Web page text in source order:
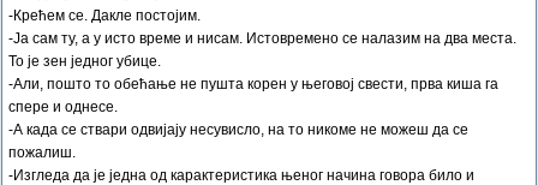
-Крећем се. Дакле постојим.
-Ја сам ту, а у исто време и нисам. Истовремено се налазим на два места.
То је зен једног убице.
-Али, пошто то обећање не пушта корен у његовој свести, прва киша га
спере и однесе.
-А када се ствари одвијају несувисло, на то никоме не можеш да се
пожалиш.
-Изгледа да је једна од карактеристика њеног начина говора било и